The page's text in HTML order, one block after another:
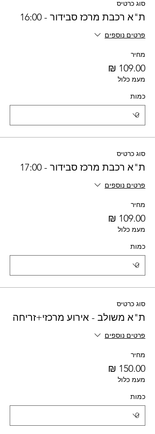
סוג כרטיס
ת"א רכבת מרכז סבידור - 16:00
פרטים נוספים
מחיר
מעמ כלול
כמות
סוג כרטיס
ת"א רכבת מרכז סבידור - 17:00
פרטים נוספים
מחיר
מעמ כלול
כמות
סוג כרטיס
ת"א משולב - אירוע מרכזי+זריחה
פרטים נוספים
מחיר
מעמ כלול
כמות